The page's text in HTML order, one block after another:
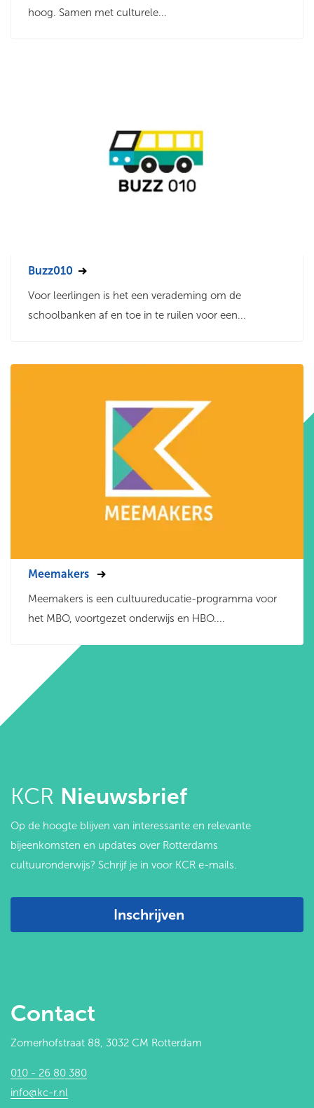
hoog. Samen met culturele...
Buzz010
Voor leerlingen is het een verademing om de
schoolbanken af en toe in te ruilen voor een...
Meemakers
Meemakers is een cultuureducatie-programma voor
het MBO, voortgezet onderwijs en HBO....
KCR Nieuwsbrief
Op de hoogte blijven van interessante en relevante
bijeenkomsten en updates over Rotterdams
cultuuronderwijs? Schrijf je in voor KCR e-mails.
Inschrijven
Contact
Zomerhofstraat 88, 3032 CM Rotterdam
010 - 26 80 380
info@kc-r.nl